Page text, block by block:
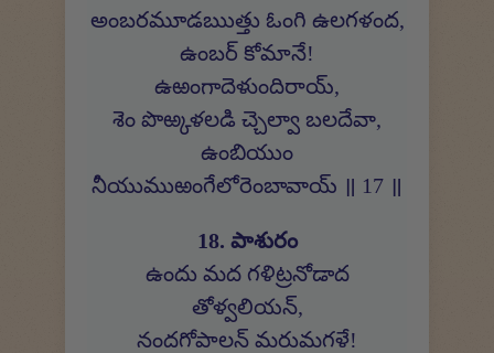
అంబరమూడఋత్తు ఓంగి ఉలగళంద,
ఉంబర్ కోమానే!
ఉఱంగాదెళుందిరాయ్,
శెం పొఱ్కళలడి చ్చెల్వా బలదేవా,
ఉంబియుం
నీయుముఱంగేలోరెంబావాయ్ ॥ 17 ॥
18. పాశురం
ఉందు మద గళిట్రనోడాద
తోళ్వలియన్,
నందగోపాలన్ మరుమగళే!